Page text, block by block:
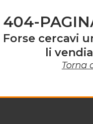
404-
Forse cercavi
li
Torna